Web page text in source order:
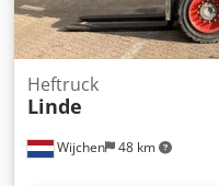
Wijchen 48 km
Heftruck
Linde